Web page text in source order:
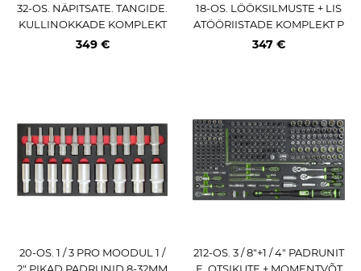
32-OS. NÄPITSATE. TANGIDE.
KULLINOKKADE KOMPLEKT
PU-PANEELIS JBM
349 €
18-OS. LÖÖKSILMUSTE + LIS
ATÖÖRIISTADE KOMPLEKT P
U-PANEELIS JBM
347 €
20-OS. 1 / 3 PRO MOODUL 1 /
2" PIKAD PADRUNID 8-32MM
212-OS. 3 / 8"+1 / 4" PADRUNIT
E. OTSIKUTE + MOMENTVÕT